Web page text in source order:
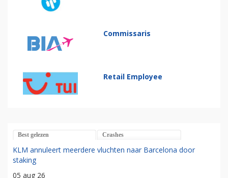
Commissaris
Retail Employee
Best gelezen Crashes
KLM annuleert meerdere vluchten naar Barcelona door
staking
05 aug 26